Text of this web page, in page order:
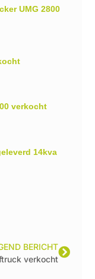
UMG 2800
verkocht
14kva
BERICHT
verkocht